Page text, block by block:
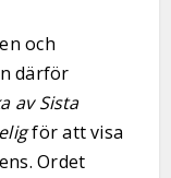
och
därför
av Sista
för att visa
Ordet